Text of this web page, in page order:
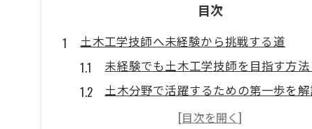
目次
土木工学技師へ未経験から挑戦する道
未経験でも土木工学技師を目指す方
土木分野で活躍するための第一歩を
土木業界の未経験歓迎求人の活用術